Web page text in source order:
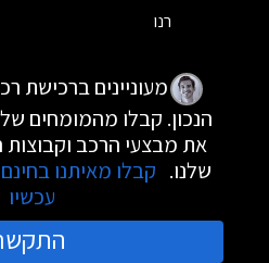
רנו
מעוניינים ברכישת
הנכון. קבלו מהמומחים
את מבצעי הרכב וקבוצות
שלנו. קבלו מאיתנו
עכשיו